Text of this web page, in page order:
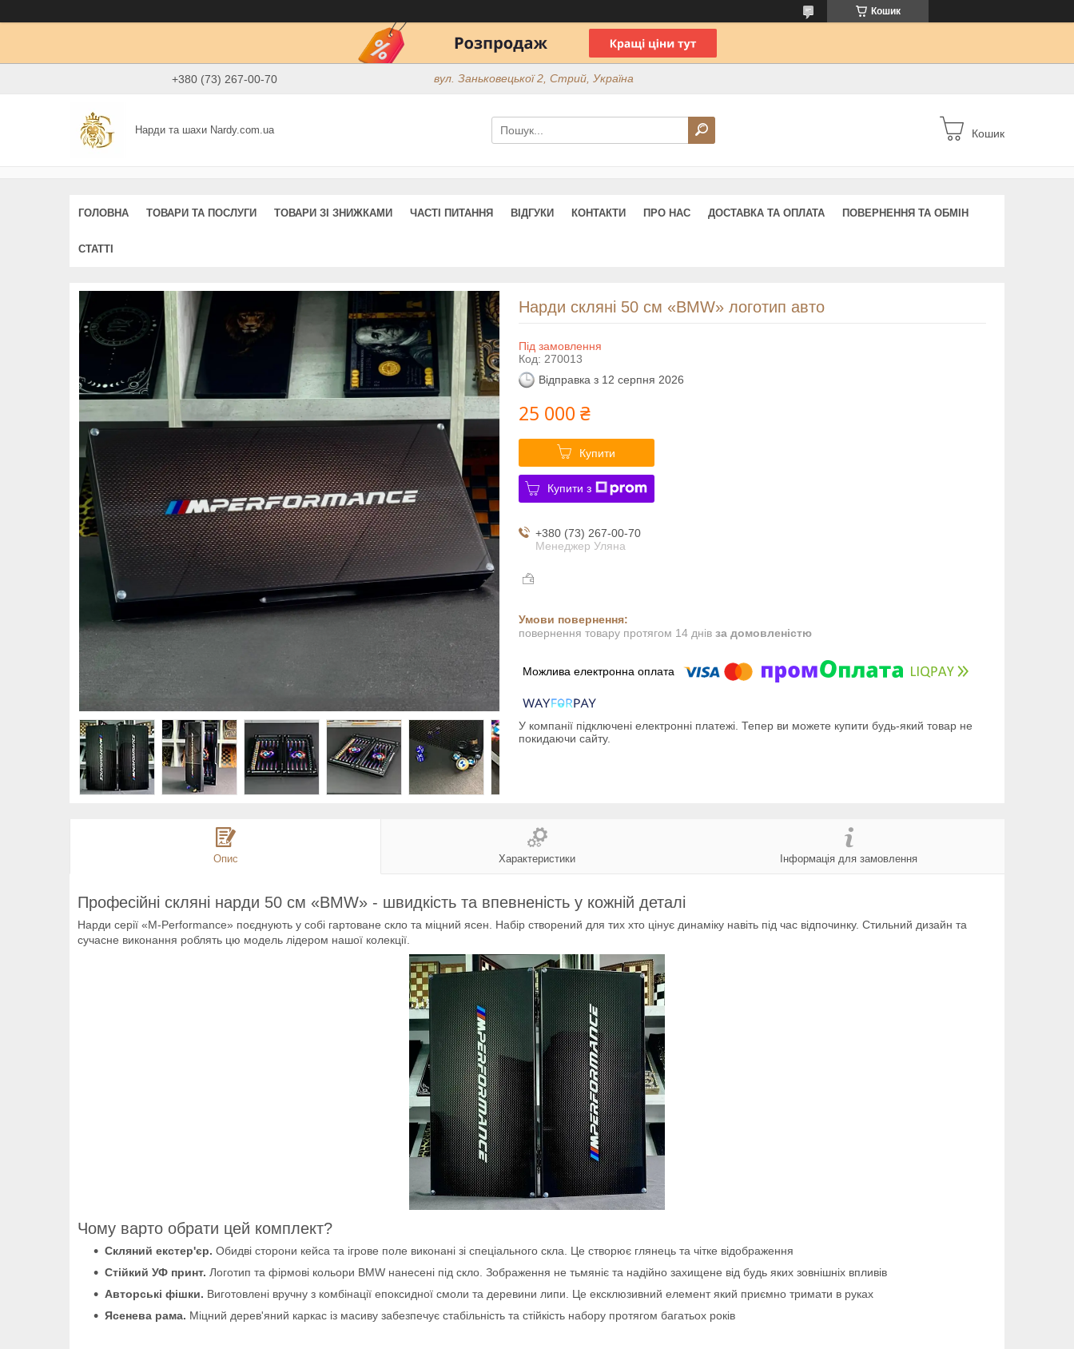
Кошик
+380 (73) 267-00-70 вул. Заньковецької 2, Стрий, Україна
Нарди та шахи Nardy.com.ua Кошик
ГОЛОВНА ТОВАРИ ТА ПОСЛУГИ ТОВАРИ ЗІ ЗНИЖКАМИ ЧАСТІ ПИТАННЯ ВІДГУКИ КОНТАКТИ ПРО НАС ДОСТАВКА ТА ОПЛАТА ПОВЕРНЕННЯ ТА ОБМІН
СТАТТІ
Нарди скляні 50 см «BMW» логотип авто
Під замовлення
Код: 270013
Відправка з 12 серпня 2026
25 000 ₴
Купити
Купити з
+380 (73) 267-00-70
Менеджер Уляна
повернення товару протягом 14 днів за домовленістю
У компанії підключені електронні платежі. Тепер ви можете купити будь-який товар не
покидаючи сайту.
Опис Характеристики Інформація для замовлення
Професійні скляні нарди 50 см «BMW» - швидкість та впевненість у кожній деталі
Нарди серії «M-Performance» поєднують у собі гартоване скло та міцний ясен. Набір створений для тих хто цінує динаміку навіть під час відпочинку. Стильний дизайн та
сучасне виконання роблять цю модель лідером нашої колекції.
Чому варто обрати цей комплект?
Скляний екстер'єр. Обидві сторони кейса та ігрове поле виконані зі спеціального скла. Це створює глянець та чітке відображення
Стійкий УФ принт. Логотип та фірмові кольори BMW нанесені під скло. Зображення не тьмяніє та надійно захищене від будь яких зовнішніх впливів
Авторські фішки. Виготовлені вручну з комбінації епоксидної смоли та деревини липи. Це ексклюзивний елемент який приємно тримати в руках
Ясенева рама. Міцний дерев'яний каркас із масиву забезпечує стабільність та стійкість набору протягом багатьох років